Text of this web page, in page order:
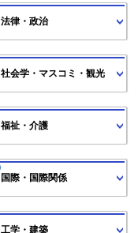
法律・政治
社会学・マスコミ・観光
福祉・介護
国際・国際関係
工学・建築